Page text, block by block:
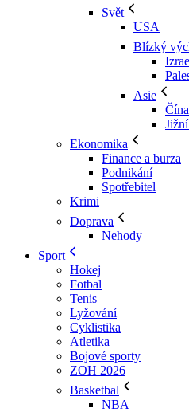
Svět
USA
Blízký
Asie
Čína
Ekonomika
Finance a burza
Podnikání
Spotřebitel
Krimi
Doprava
Nehody
Sport
Hokej
Fotbal
Tenis
Lyžování
Cyklistika
Atletika
Bojové sporty
ZOH 2026
Basketbal
NBA